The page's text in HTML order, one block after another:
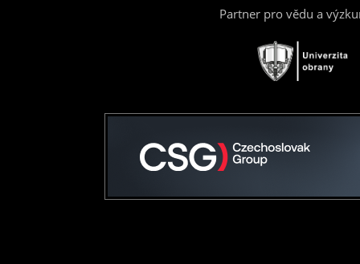
Partner pro vědu a